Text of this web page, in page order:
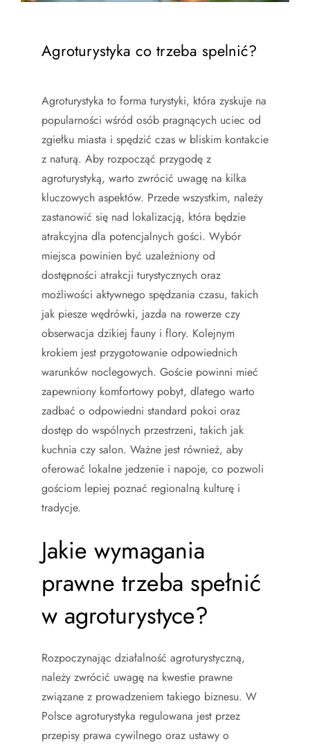
Agroturystyka co trzeba spelnić?
Agroturystyka to forma turystyki, która zyskuje na
popularności wśród osób pragnących uciec od
zgiełku miasta i spędzić czas w bliskim kontakcie
z naturą. Aby rozpocząć przygodę z
agroturystyką, warto zwrócić uwagę na kilka
kluczowych aspektów. Przede wszystkim, należy
zastanowić się nad lokalizacją, która będzie
atrakcyjna dla potencjalnych gości. Wybór
miejsca powinien być uzależniony od
dostępności atrakcji turystycznych oraz
możliwości aktywnego spędzania czasu, takich
jak piesze wędrówki, jazda na rowerze czy
obserwacja dzikiej fauny i flory. Kolejnym
krokiem jest przygotowanie odpowiednich
warunków noclegowych. Goście powinni mieć
zapewniony komfortowy pobyt, dlatego warto
zadbać o odpowiedni standard pokoi oraz
dostęp do wspólnych przestrzeni, takich jak
kuchnia czy salon. Ważne jest również, aby
oferować lokalne jedzenie i napoje, co pozwoli
gościom lepiej poznać regionalną kulturę i
tradycje.
Jakie wymagania
prawne trzeba spełnić
w agroturystyce?
Rozpoczynając działalność agroturystyczną,
należy zwrócić uwagę na kwestie prawne
związane z prowadzeniem takiego biznesu. W
Polsce agroturystyka regulowana jest przez
przepisy prawa cywilnego oraz ustawy o